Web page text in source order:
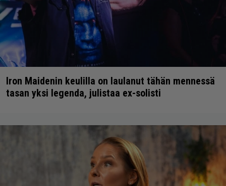
Iron Maidenin keulilla on laulanut tähän mennessä
tasan yksi legenda, julistaa ex-solisti